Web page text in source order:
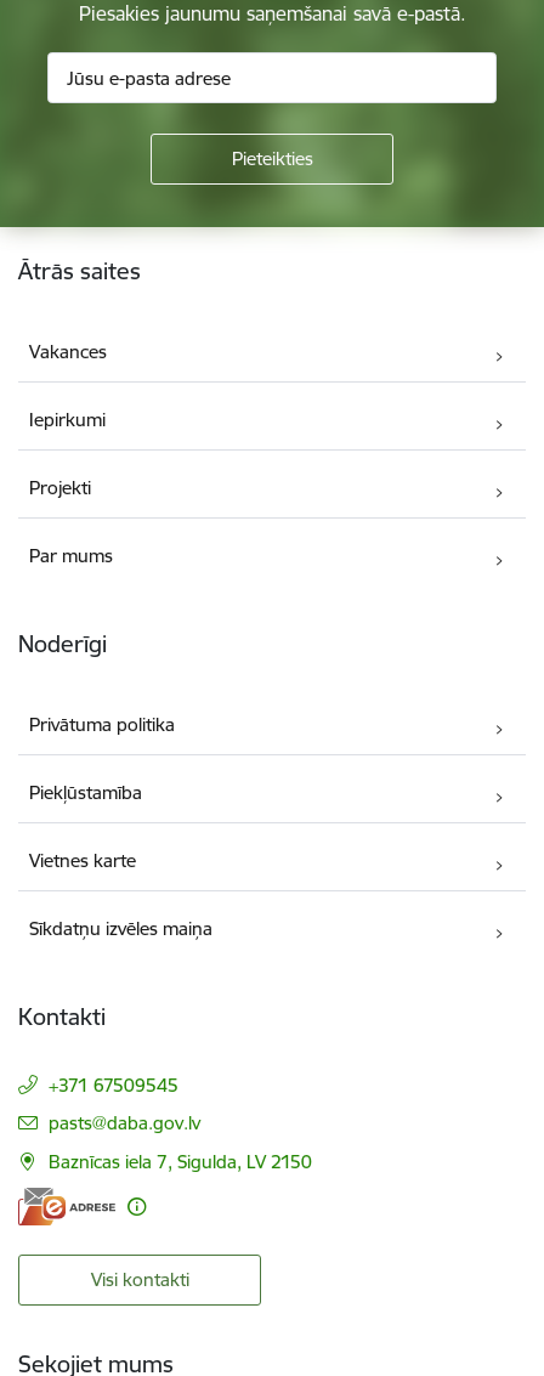
Piesakies jaunumu saņemšanai savā e-pastā.
Kājene
Ātrās saites
Vakances
Iepirkumi
Projekti
Par mums
Noderīgi
Privātuma politika
Piekļūstamība
Vietnes karte
Sīkdatņu izvēles maiņa
Kontakti
+371 67509545
E-pasts:
pasts@daba.gov.lv
Baznīcas iela 7, Sigulda, LV 2150
Visi kontakti
Sekojiet mums